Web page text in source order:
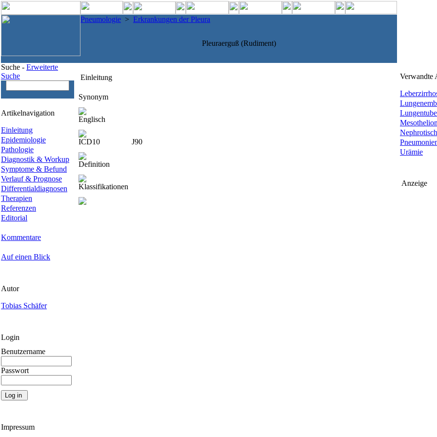
Pneumologie > Erkrankungen der Pleura
Pleuraerguß (Rudiment)
Suche - Erweiterte
Suche
Artikelnavigation
Einleitung
Epidemiologie
Pathologie
Diagnostik & Workup
Symptome & Befund
Verlauf & Prognose
Differentialdiagnosen
Therapien
Referenzen
Editorial
Kommentare
Auf einen Blick
Autor
Tobias Schäfer
Login
Benutzername
Passwort
Impressum
Einleitung
Synonym
Englisch
ICD10 J90
Definition
Klassifikationen
Verwandte
Urämie
Anzeige